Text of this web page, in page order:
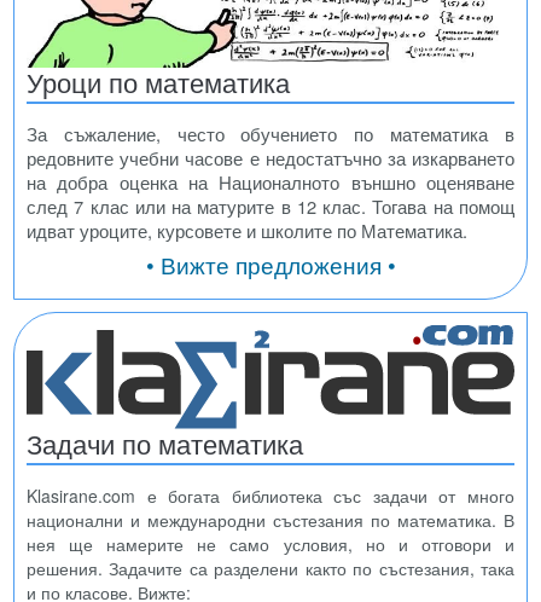
Уроци по математика
За съжаление, често обучението по математика в
редовните учебни часове е недостатъчно за изкарването
на добра оценка на Националното външно оценяване
след 7 клас или на матурите в 12 клас. Тогава на помощ
идват уроците, курсовете и школите по Математика.
• Вижте предложения •
Задачи по математика
Klasirane.com е богата библиотека със задачи от много
национални и международни състезания по математика. В
нея ще намерите не само условия, но и отговори и
решения. Задачите са разделени както по състезания, така
и по класове. Вижте: